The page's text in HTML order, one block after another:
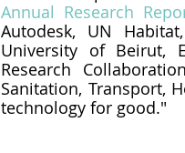
Annual Research
Autodesk, UN
University of Beirut,
Research
Sanitation, Transport,
technology for good."